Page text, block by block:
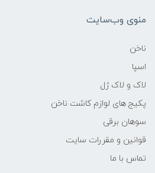
منوی وب‌سایت
ناخن
اسپا
لاک و لاک ژل
پکیج های لوازم کاشت ناخن
سوهان برقی
قوانین و مقررات سایت
تماس با ما